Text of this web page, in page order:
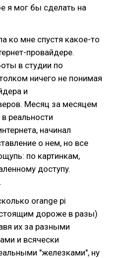
я мог бы сделать на
ко мне спустя какое-то
провайдере.
в студии по
ничего не понимая
и
Месяц за месяцем
реальности
начинал
о нем, но все
по картинкам,
доступу.
orange pi
дороже в разы)
их за разными
и всячески
"железками", ну